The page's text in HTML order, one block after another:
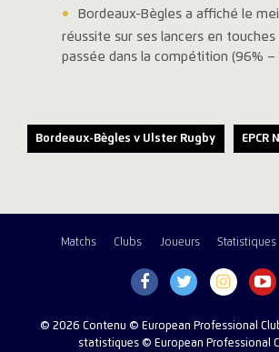
Bordeaux-Bègles a affiché le
réussite sur ses lancers en touches
passée dans la compétition (96% –
Bordeaux-Bègles v Ulster Rugby EPCR
Matchs Clubs Joueurs Statistiques
© 2026 Contenu © European Professional
statistiques © European Professional